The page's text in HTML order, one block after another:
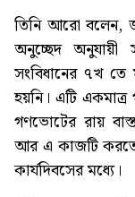
তিনি আরো বলেন,
অনুচ্ছেদ অনুযায়ী
সংবিধানের ৭খ
হয়নি। এটি
গণভোটের রায়
আর এ কাজটি
কার্যদিবসের মধ্যে।